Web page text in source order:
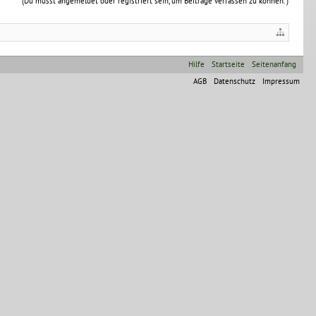
Hilfe Startseite
Seitenanfang
AGB
Datenschutz Impressum